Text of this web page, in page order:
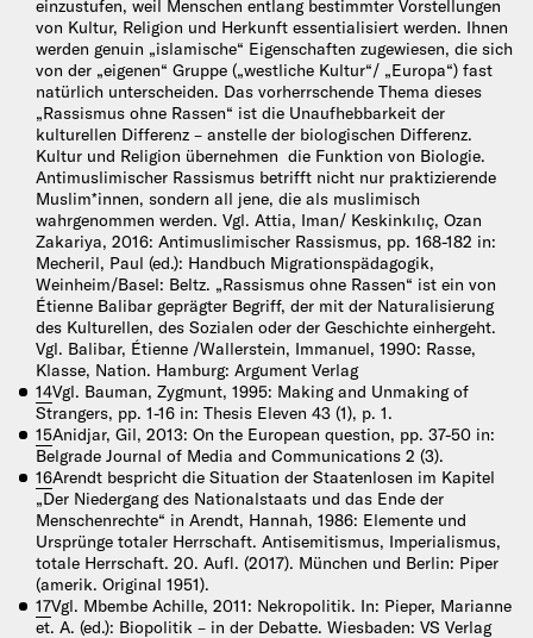
einzustufen, weil Menschen entlang bestimmter Vorstellungen
von Kultur, Religion und Herkunft essentialisiert werden. Ihnen
werden genuin „islamische“ Eigenschaften zugewiesen, die sich
von der „eigenen“ Gruppe („westliche Kultur“/ „Europa“) fast
natürlich unterscheiden. Das vorherrschende Thema dieses
„Rassismus ohne Rassen“ ist die Unaufhebbarkeit der
kulturellen Differenz – anstelle der biologischen Differenz.
Kultur und Religion übernehmen die Funktion von Biologie.
Antimuslimischer Rassismus betrifft nicht nur praktizierende
Muslim*innen, sondern all jene, die als muslimisch
wahrgenommen werden. Vgl. Attia, Iman/ Keskinkılıç, Ozan
Zakariya, 2016: Antimuslimischer Rassismus, pp. 168-182 in:
Mecheril, Paul (ed.): Handbuch Migrationspädagogik,
Weinheim/Basel: Beltz. „Rassismus ohne Rassen“ ist ein von
Étienne Balibar geprägter Begriff, der mit der Naturalisierung
des Kulturellen, des Sozialen oder der Geschichte einhergeht.
Vgl. Balibar, Étienne /Wallerstein, Immanuel, 1990: Rasse,
Klasse, Nation. Hamburg: Argument Verlag
14Vgl. Bauman, Zygmunt, 1995: Making and Unmaking of
Strangers, pp. 1-16 in: Thesis Eleven 43 (1), p. 1.
15Anidjar, Gil, 2013: On the European question, pp. 37-50 in:
Belgrade Journal of Media and Communications 2 (3).
16Arendt bespricht die Situation der Staatenlosen im Kapitel
„Der Niedergang des Nationalstaats und das Ende der
Menschenrechte“ in Arendt, Hannah, 1986: Elemente und
Ursprünge totaler Herrschaft. Antisemitismus, Imperialismus,
totale Herrschaft. 20. Aufl. (2017). München und Berlin: Piper
(amerik. Original 1951).
17Vgl. Mbembe Achille, 2011: Nekropolitik. In: Pieper, Marianne
et. A. (ed.): Biopolitik – in der Debatte. Wiesbaden: VS Verlag